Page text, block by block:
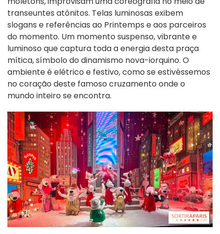
transeuntes atônitos. Telas luminosas exibem
slogans e referências ao Printemps e aos parceiros
do momento. Um momento suspenso, vibrante e
luminoso que captura toda a energia desta praça
mítica, símbolo do dinamismo nova-iorquino. O
ambiente é elétrico e festivo, como se estivéssemos
no coração deste famoso cruzamento onde o
mundo inteiro se encontra.